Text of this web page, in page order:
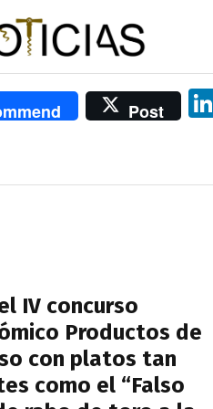
Post
IV concurso
Productos de
con platos tan
como el “Falso